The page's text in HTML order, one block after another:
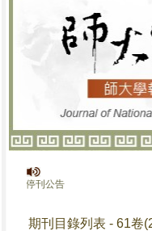
》停刊公告
期刊目錄列表 - 61卷